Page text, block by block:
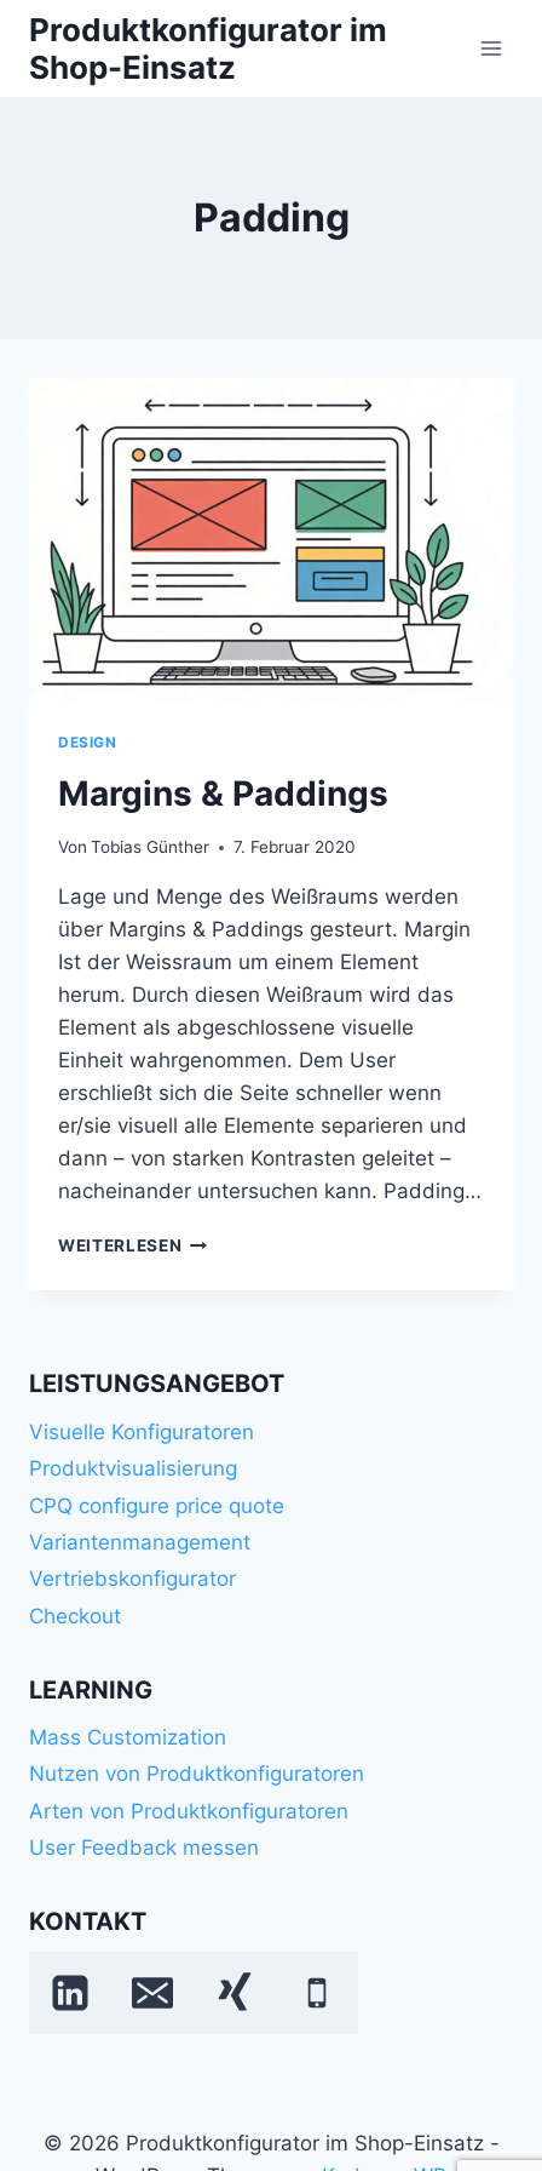
Zum
Inhalt
springen
Produktkonfigurator im
Shop-Einsatz
Padding
DESIGN
Margins & Paddings
Von Tobias Günther 7. Februar 2020
Lage und Menge des Weißraums werden
über Margins & Paddings gesteurt. Margin
Ist der Weissraum um einem Element
herum. Durch diesen Weißraum wird das
Element als abgeschlossene visuelle
Einheit wahrgenommen. Dem User
erschließt sich die Seite schneller wenn
er/sie visuell alle Elemente separieren und
dann – von starken Kontrasten geleitet –
nacheinander untersuchen kann. Padding…
WEITERLESEN MARGINS
LEISTUNGSANGEBOT
Visuelle Konfiguratoren
Produktvisualisierung
CPQ configure price quote
Variantenmanagement
Vertriebskonfigurator
Checkout
LEARNING
Mass Customization
Nutzen von Produktkonfiguratoren
Arten von Produktkonfiguratoren
User Feedback messen
KONTAKT
© 2026 Produktkonfigurator im Shop-Einsatz -